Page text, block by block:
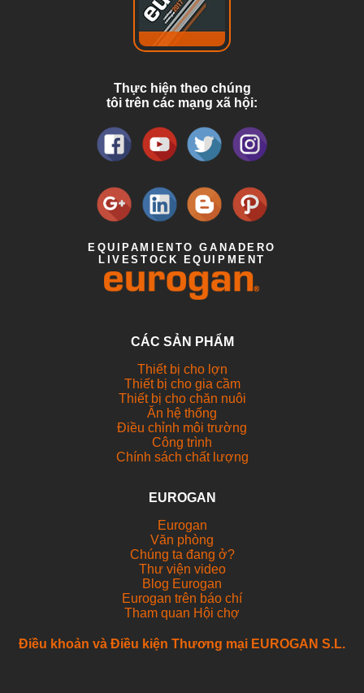
Thực hiện theo chúng
tôi trên các mạng xã hội:
EQUIPAMIENTO GANADERO
LIVESTOCK EQUIPMENT
CÁC SẢN PHẨM
Thiết bị cho lợn
Thiết bị cho gia cầm
Thiết bị cho chăn nuôi
Ăn hệ thống
Điều chỉnh môi trường
Công trình
Chính sách chất lượng
EUROGAN
Eurogan
Văn phòng
Chúng ta đang ở?
Thư viện video
Blog Eurogan
Eurogan trên báo chí
Tham quan Hội chợ
Điều khoản và Điều kiện Thương mại EUROGAN S.L.